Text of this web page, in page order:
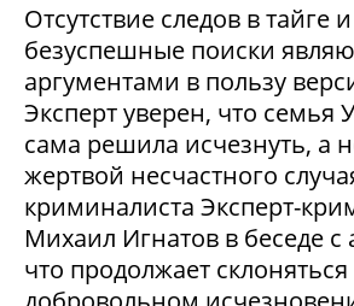
Отсутствие следов в тайге и
безуспешные поиски
аргументами в пользу
Эксперт уверен, что семья
сама решила исчезнуть, а
жертвой несчастного
криминалиста Эксперт-
Михаил Игнатов в беседе с
что продолжает